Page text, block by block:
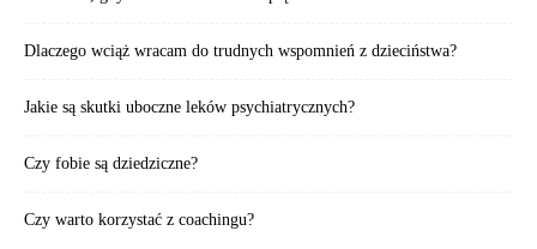
Dlaczego wciąż wracam do trudnych wspomnień z dzieciństwa?
Jakie są skutki uboczne leków psychiatrycznych?
Czy fobie są dziedziczne?
Czy warto korzystać z coachingu?